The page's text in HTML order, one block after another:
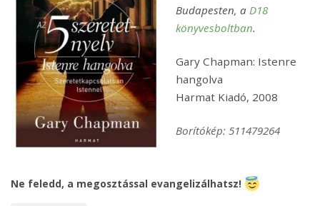
Budapesten, a D18
könyvesboltban.
Gary Chapman: Istenre
hangolva
Harmat Kiadó, 2008
Borítókép: 511479264
Ne feledd, a megosztással evangelizálhatsz!